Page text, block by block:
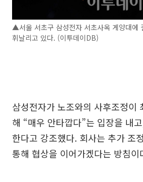
▲서울 서초구 삼성전자 서초사옥 게양대에
휘날리고 있다. (이투데이DB)
삼성전자가 노조와의 사후조정이
해 “매우 안타깝다”는 입장을 내
한다고 강조했다. 회사는 추가 조
통해 협상을 이어가겠다는 방침이